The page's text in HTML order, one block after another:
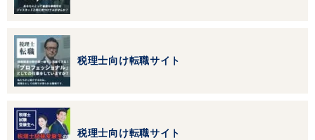
税理士向け転職サイト
税理士向け転職サイト